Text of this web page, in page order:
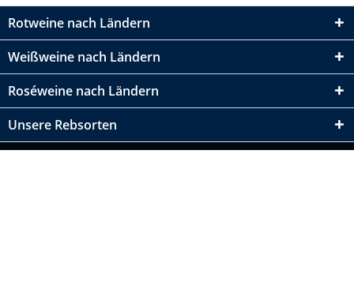
Rotweine nach Ländern
Weißweine nach Ländern
Roséweine nach Ländern
Unsere Rebsorten